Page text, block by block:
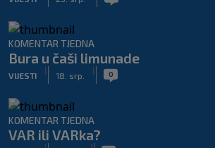
KOMENTAR TJEDNA
Bura u čaši limunade
VIJESTI
|
18. srp.
| 0
KOMENTAR TJEDNA
VAR ili VARka?